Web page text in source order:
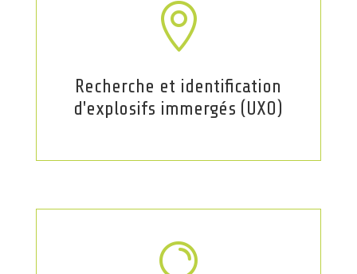

Recherche et identification
d'explosifs immergés (UXO)